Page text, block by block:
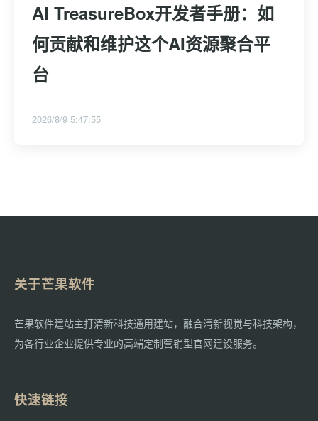
AI TreasureBox开发者手册：如
何贡献和维护这个AI资源聚合平
台
2026/8/9 5:47:55
关于芒果软件
芒果软件建站主打清新科技通用建站，融合清新视觉与科技架构，
为各行业企业提供专业的高端定制营销型官网建设服务。
快速链接